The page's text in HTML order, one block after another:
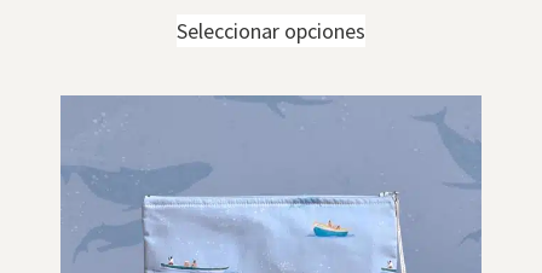
Seleccionar opciones